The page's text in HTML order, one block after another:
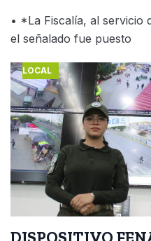
• *La Fiscalía, al servicio
el señalado fue puesto
LOCAL